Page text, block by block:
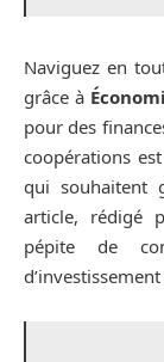
Naviguez en
grâce à
pour des
coopérations
qui souhaitent
article, rédigé
pépite de